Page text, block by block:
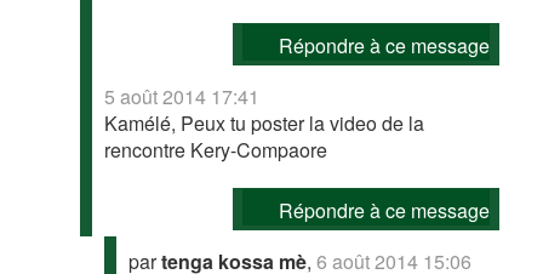
Répondre à ce message
5 août 2014 17:41
Kamélé, Peux tu poster la video de la
rencontre Kery-Compaore
Répondre à ce message
partenga kossa mè,6 août 2014 15:06